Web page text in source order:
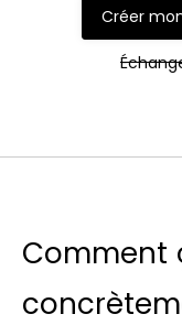
Créer
Comment